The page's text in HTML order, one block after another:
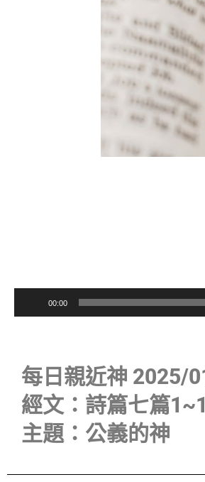
訊
00:00
每日親近神 2025/
經文：詩篇七篇
主題：公義的神